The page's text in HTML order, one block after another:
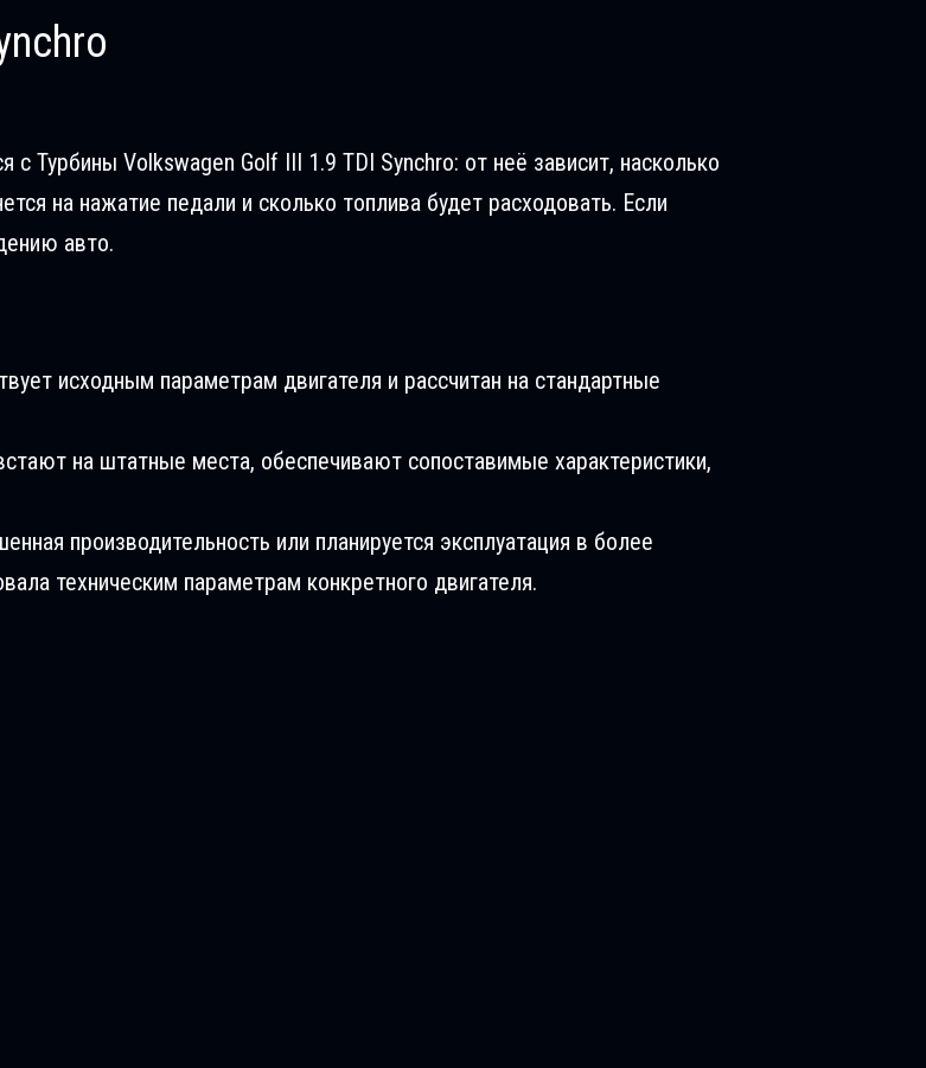
Турбины Volkswagen Golf III 1.9 TDI Synchro: от неё зависит, насколько
на нажатие педали и сколько топлива будет расходовать. Если
авто.
исходным параметрам двигателя и рассчитан на стандартные
на штатные места, обеспечивают сопоставимые характеристики,
производительность или планируется эксплуатация в более
техническим параметрам конкретного двигателя.